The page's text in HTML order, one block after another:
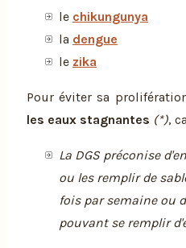
le chikungunya
la dengue
le zika
Pour éviter sa
les eaux stagnantes (*),
La DGS préconise
ou les remplir de
fois par semaine ou
pouvant se remplir